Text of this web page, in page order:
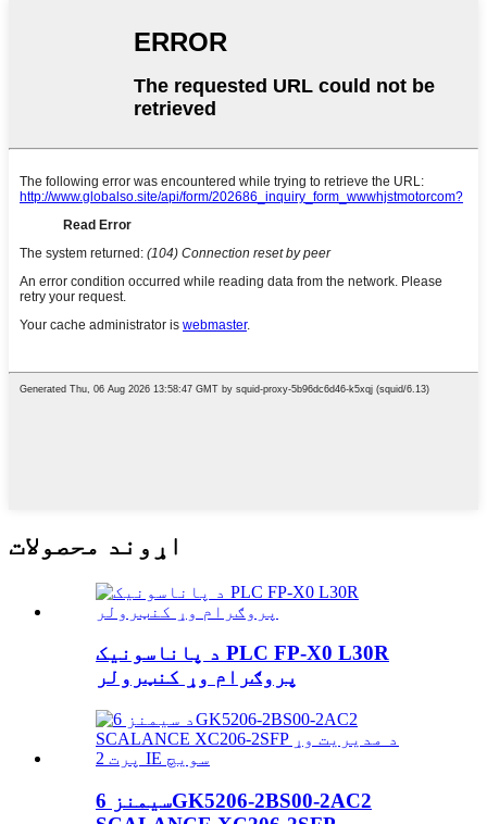
اړوند محصولات
د پاناسونیک PLC FP-X0 L30R
پروګرام وړ کنټرولر
سیمنز 6GK5206-2BS00-2AC2